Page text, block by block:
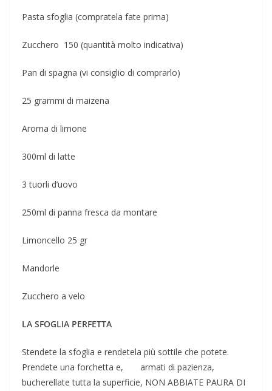
Pasta sfoglia (compratela fate prima)
Zucchero 150 (quantità molto indicativa)
Pan di spagna (vi consiglio di comprarlo)
25 grammi di maizena
Aroma di limone
300ml di latte
3 tuorli d’uovo
250ml di panna fresca da montare
Limoncello 25 gr
Mandorle
Zucchero a velo
LA SFOGLIA PERFETTA
Stendete la sfoglia e rendetela più sottile che potete.
Prendete una forchetta e, armati di pazienza,
bucherellate tutta la superficie, NON ABBIATE PAURA DI